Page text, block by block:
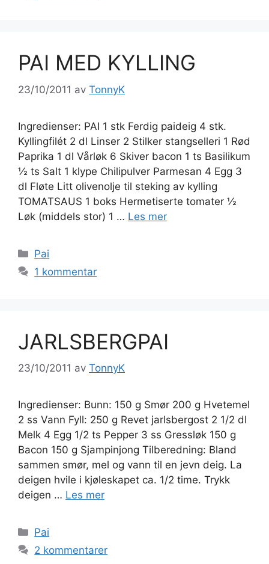
PAI MED KYLLING
23/10/2011 av TonnyK
Ingredienser: PAI 1 stk Ferdig paideig 4 stk.
Kyllingfilét 2 dl Linser 2 Stilker stangselleri 1 Rød
Paprika 1 dl Vårløk 6 Skiver bacon 1 ts Basilikum
½ ts Salt 1 klype Chilipulver Parmesan 4 Egg 3
dl Fløte Litt olivenolje til steking av kylling
TOMATSAUS 1 boks Hermetiserte tomater ½
Løk (middels stor) 1 … Les mer
Kategorier
Pai
1 kommentar
JARLSBERGPAI
23/10/2011 av TonnyK
Ingredienser: Bunn: 150 g Smør 200 g Hvetemel
2 ss Vann Fyll: 250 g Revet jarlsbergost 2 1/2 dl
Melk 4 Egg 1/2 ts Pepper 3 ss Gressløk 150 g
Bacon 150 g Sjampinjong Tilberedning: Bland
sammen smør, mel og vann til en jevn deig. La
deigen hvile i kjøleskapet ca. 1/2 time. Trykk
deigen … Les mer
Kategorier
Pai
2 kommentarer